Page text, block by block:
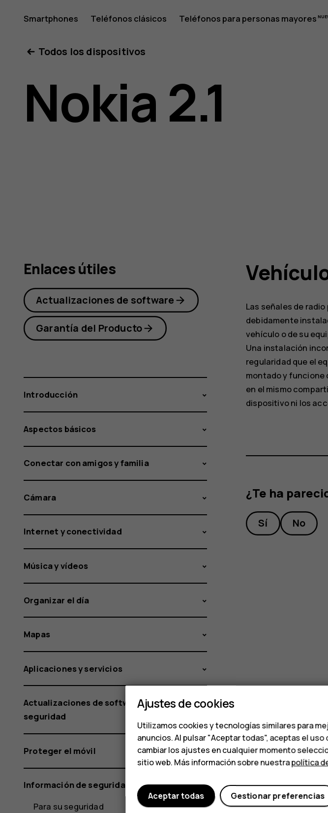
Guía
del
usuario
2.1
Smartphones Teléfonos clásicos Teléfonos para personas mayores
Todos los dispositivos
Nokia 2.1
Las señales de
debidamente
vehículo o de su
Una instalación
regularidad que el
montado y funcione
en el mismo
dispositivo ni los
¿Te ha
Sí No
Enlaces útiles
Actualizaciones de software
Garantía del Producto
Introducción
Aspectos básicos
Conectar con amigos y familia
Cámara
Internet y conectividad
Música y vídeos
Organizar el día
Mapas
Aplicaciones y servicios
Actualizaciones de software y copias de
seguridad
Proteger el móvil
Información de seguridad y del producto
Para su seguridad
Ajustes de cookies
Utilizamos cookies y tecnologías similares para
anuncios. Al pulsar "Aceptar todas", aceptas el
cambiar los ajustes en cualquier momento
sitio web. Más información sobre nuestrapolítica
Gestionar preferencias
Aceptar todas